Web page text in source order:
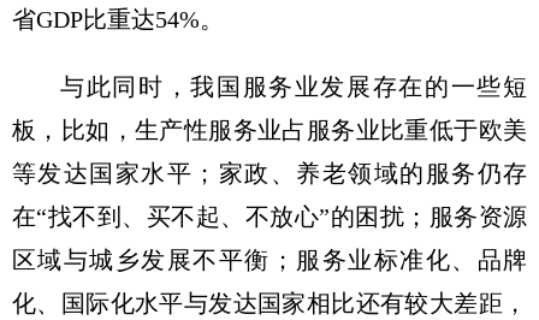
省GDP比重达54%。
与此同时，我国服务业发展存在的一些短
板，比如，生产性服务业占服务业比重低于欧美
等发达国家水平；家政、养老领域的服务仍存
在“找不到、买不起、不放心”的困扰；服务资源
区域与城乡发展不平衡；服务业标准化、品牌
化、国际化水平与发达国家相比还有较大差距，